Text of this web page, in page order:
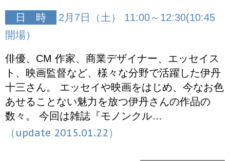
日 時
2月7日（土） 11:00～12:30(10:45
開場）
俳優、CM 作家、商業デザイナー、エッセイス
ト、映画監督など、様々な分野で活躍した伊丹
十三さん。 エッセイや映画をはじめ、今なお色
あせることない魅力を放つ伊丹さんの作品の
数々。 今回は雑誌『モノンクル…
（update 2015.01.22）